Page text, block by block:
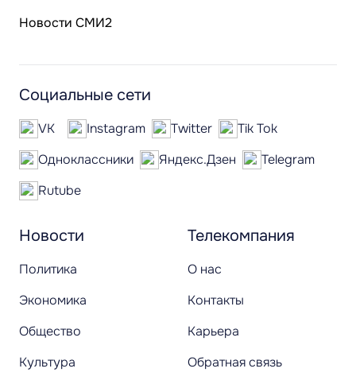
Новости СМИ2
Новости
Политика
Экономика
Общество
Культура
Телекомпания
О нас
Контакты
Карьера
Обратная связь
Социальные сети
VK Instagram Twitter
Tik Tok
Одноклассники
Яндекс.Дзен
Telegram
Rutube